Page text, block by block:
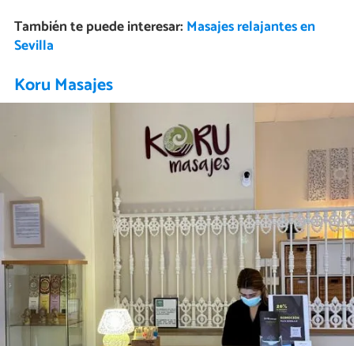
También te puede interesar: Masajes relajantes en
Sevilla
Koru Masajes